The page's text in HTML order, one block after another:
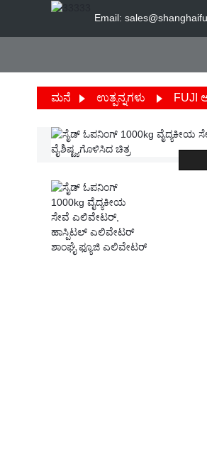
Email:
ಮನೆ ಉತ್ಪನ್ನಗಳು FUJI